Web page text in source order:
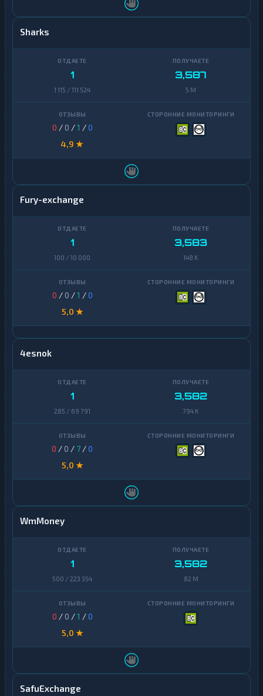
Sharks
1
1 115 / 111 524
3,587
5 M
0 / 0 /1 /0
4,9 ★
Fury-exchange
1
100 / 10 000
3,583
148 K
0 / 0 /1 /0
5,0 ★
4esnok
1
285 / 69 791
3,582
794 K
0 / 0 / 7 /0
5,0 ★
WmMoney
1
500 / 223 354
3,582
82 M
0 / 0 /1 /0
5,0 ★
SafuExchange